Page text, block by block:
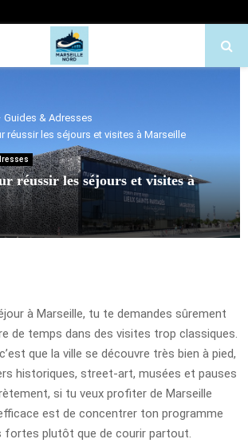
Guides & Adresses
réussir les séjours et visites à Marseille
réussir les séjours et visites à
à Marseille, tu te demandes sûrement
de temps dans des visites trop classiques.
que la ville se découvre très bien à pied,
historiques, street-art, musées et pauses
si tu veux profiter de Marseille
est de concentrer ton programme
fortes plutôt que de courir partout.